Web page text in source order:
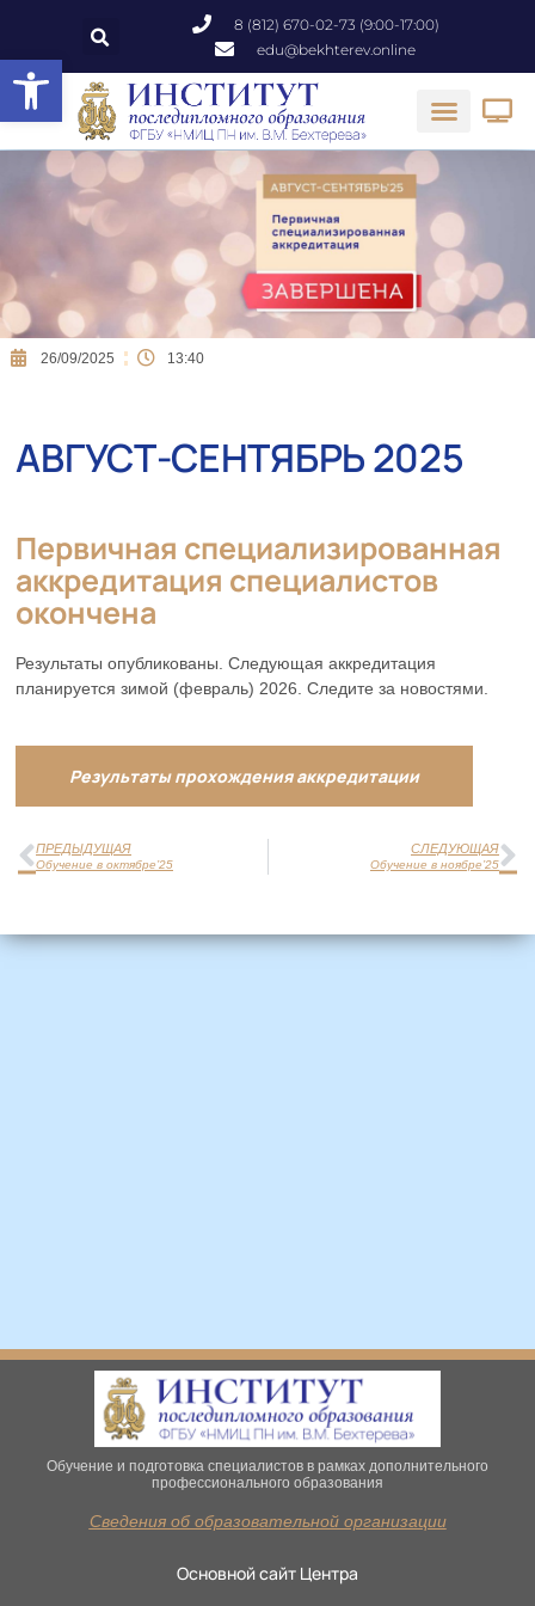
Открыть панель инструментов
8 (812) 670-02-73 (9:00-17:00)
edu@bekhterev.online
26/09/2025 13:40
АВГУСТ-СЕНТЯБРЬ 2025
Первичная специализированная
аккредитация специалистов
окончена
Результаты опубликованы. Следующая аккредитация
планируется зимой (февраль) 2026. Следите за новостями.
Результаты прохождения аккредитации
ПРЕДЫДУЩАЯ
Обучение в октябре’25
СЛЕДУЮЩАЯ
Обучение в ноябре’25
Обучение и подготовка специалистов в рамках дополнительного
профессионального образования
Сведения об образовательной организации
Основной сайт Центра